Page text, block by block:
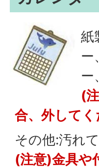
紙
ー
ー
(
合、外してく
その他:汚れ
(注意)金具や